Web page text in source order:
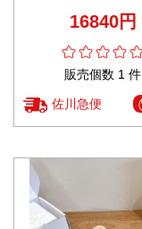
16840円
販売個数 1 件
佐川急便